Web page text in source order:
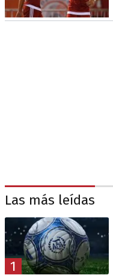
Las más leídas
1